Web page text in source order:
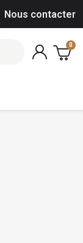
Nous contacter